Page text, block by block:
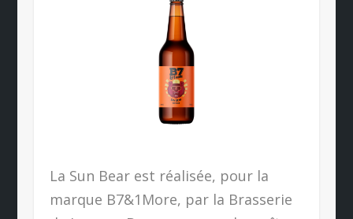
La Sun Bear est réalisée, pour la
marque B7&1More, par la Brasserie